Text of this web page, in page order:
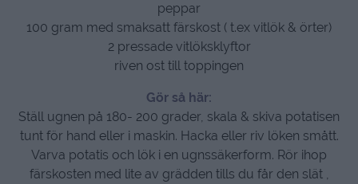
peppar
100 gram med smaksatt färskost ( t.ex vitlök & örter)
2 pressade vitlöksklyftor
riven ost till toppingen
Gör så här:
Ställ ugnen på 180- 200 grader, skala & skiva potatisen
tunt för hand eller i maskin. Hacka eller riv löken smått.
Varva potatis och lök i en ugnssäkerform. Rör ihop
färskosten med lite av grädden tills du får den slät ,